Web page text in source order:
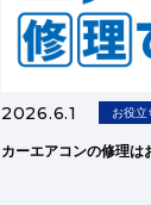
2026.6.1 お役立
カーエアコンの修理は